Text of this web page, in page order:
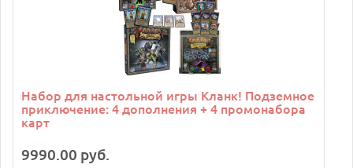
Набор для настольной игры Кланк! Подземное
приключение: 4 дополнения + 4 промонабора
карт
9990.00 руб.